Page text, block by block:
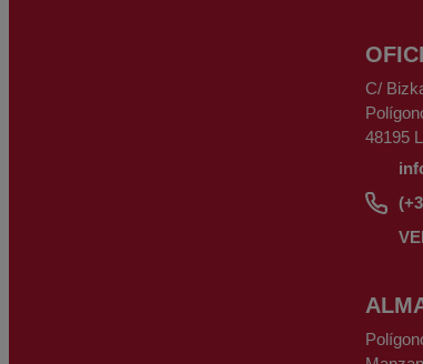
C/
48195